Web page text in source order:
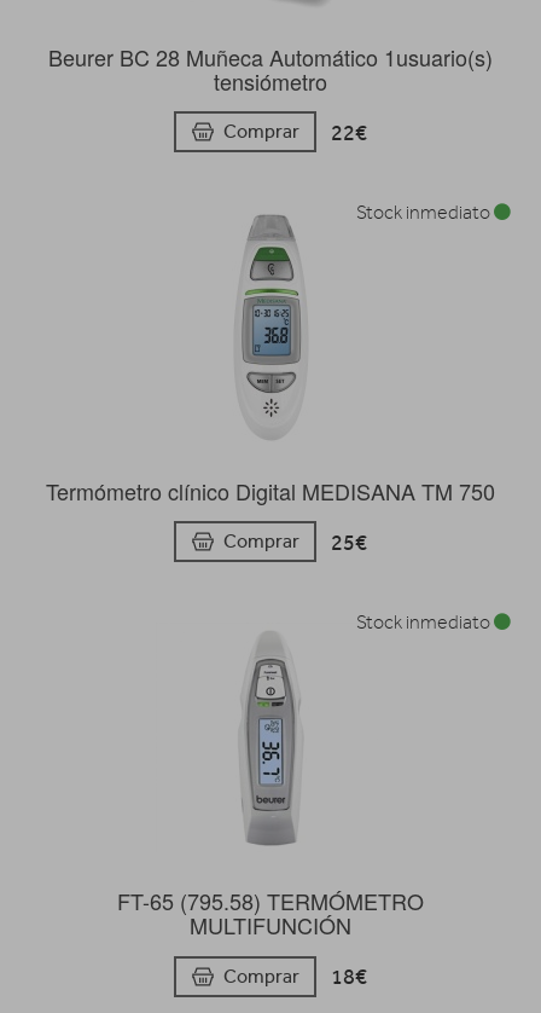
Beurer BC 28 Muñeca Automático 1usuario(s)
tensiómetro
Comprar 22€
Termómetro clínico Digital MEDISANA TM 750
Comprar 25€
Stock inmediato
FT-65 (795.58) TERMÓMETRO
MULTIFUNCIÓN
Comprar 18€
Stock inmediato